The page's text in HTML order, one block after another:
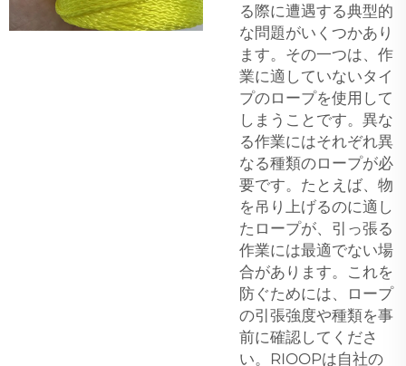
る際に遭遇する典型的
な問題がいくつかあり
ます。その一つは、作
業に適していないタイ
プのロープを使用して
しまうことです。異な
る作業にはそれぞれ異
なる種類のロープが必
要です。たとえば、物
を吊り上げるのに適し
たロープが、引っ張る
作業には最適でない場
合があります。これを
防ぐためには、ロープ
の引張強度や種類を事
前に確認してくださ
い。RIOOPは自社の